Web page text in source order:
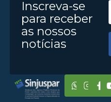
Inscreva-se
para receber
as nossos
notícias